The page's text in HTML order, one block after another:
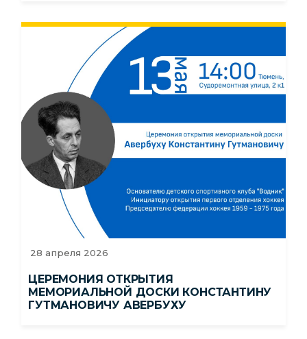
28 апреля 2026
ЦЕРЕМОНИЯ ОТКРЫТИЯ
МЕМОРИАЛЬНОЙ ДОСКИ КОНСТАНТИНУ
ГУТМАНОВИЧУ АВЕРБУХУ